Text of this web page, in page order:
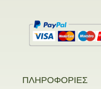
ΠΛΗΡΟΦΟΡΙΕΣ